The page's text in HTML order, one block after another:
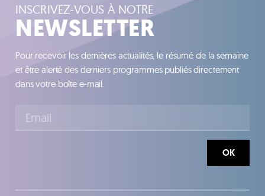
INSCRIVEZ-VOUS À NOTRE
NEWSLETTER
Pour recevoir les dernières actualités, le résumé de la semaine
et être alerté des derniers programmes publiés directement
dans votre boîte e-mail.
OK